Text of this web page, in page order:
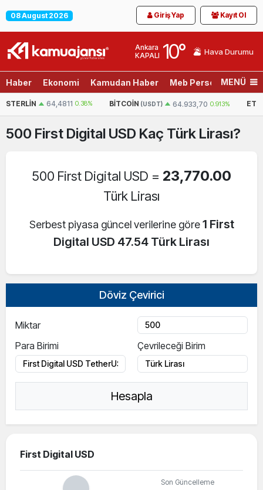
08 August 2026 Giriş Yap Kayıt Ol
Ankara
KAPALI 10° Hava Durumu
Haber Ekonomi Kamudan Haber Meb Personel Son
MENÜ
64,4811 0.38% BITCOIN (USDT) 64.933,70 0.913% ETHEREUM
500 First Digital USD Kaç Türk Lirası?
500 First Digital USD = 23,770.00
Türk Lirası
Serbest piyasa güncel verilerine göre1 First
Digital USD 47.54 Türk Lirası
Döviz Çevirici
Miktar
Para Birimi
Çevrileceği Birim
Hesapla
First Digital USD
Son Güncelleme